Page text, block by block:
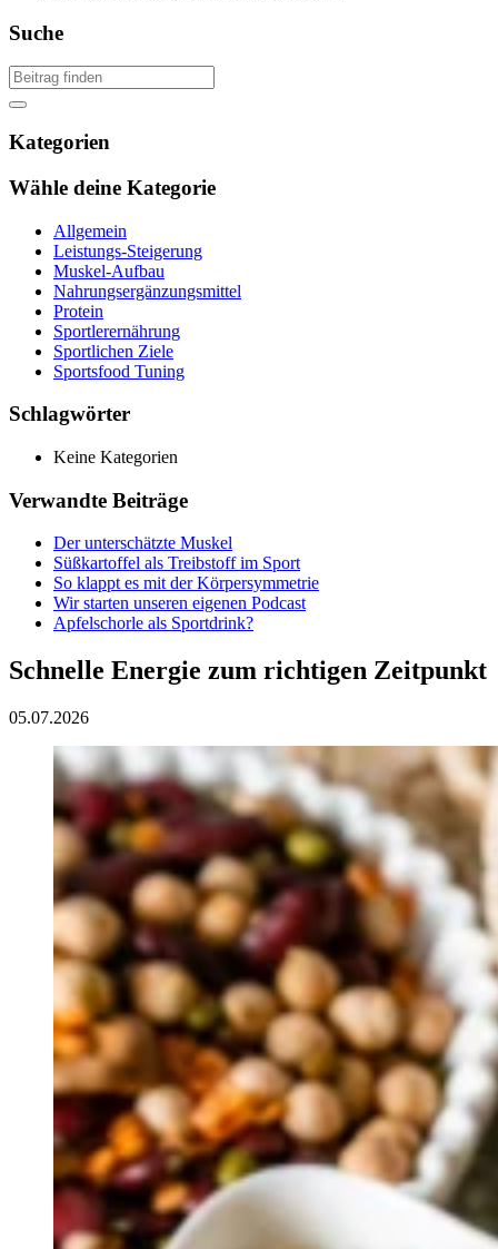
Suche
Kategorien
Wähle deine Kategorie
Allgemein
Leistungs-Steigerung
Muskel-Aufbau
Nahrungsergänzungsmittel
Protein
Sportlerernährung
Sportlichen Ziele
Sportsfood Tuning
Schlagwörter
Keine Kategorien
Verwandte Beiträge
Der unterschätzte Muskel
Süßkartoffel als Treibstoff im Sport
So klappt es mit der Körpersymmetrie
Wir starten unseren eigenen Podcast
Apfelschorle als Sportdrink?
Schnelle Energie zum richtigen Zeitpunkt
05.07.2026